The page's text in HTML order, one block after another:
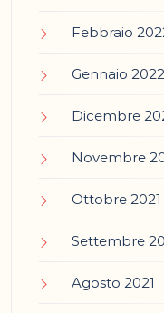
Febbraio
Gennaio 2022
Dicembre
Novembre
Ottobre 2021
Settembre
Agosto 2021